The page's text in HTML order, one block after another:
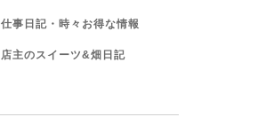
仕事日記・時々お得な情報
店主のスイーツ&畑日記